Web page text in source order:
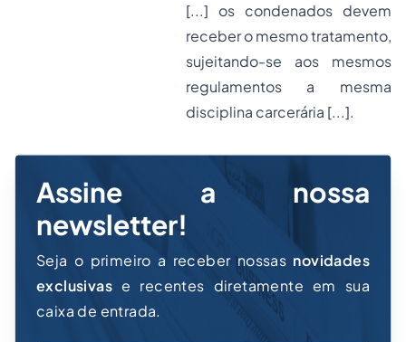
[...] os condenados devem
receber o mesmo tratamento,
sujeitando-se aos mesmos
regulamentos a mesma
disciplina carcerária [...].
Assine a nossa
newsletter!
Seja o primeiro a receber nossas novidades
exclusivas e recentes diretamente em sua
caixa de entrada.